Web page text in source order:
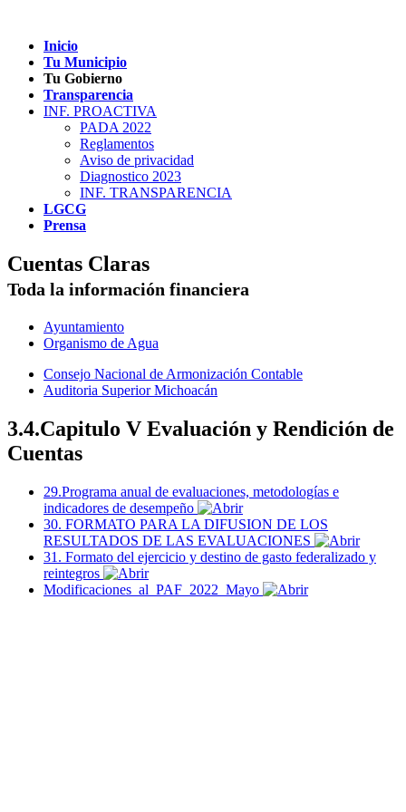
Inicio
Tu Municipio
Tu Gobierno
Transparencia
INF. PROACTIVA
PADA 2022
Reglamentos
Aviso de privacidad
Diagnostico 2023
INF. TRANSPARENCIA
LGCG
Prensa
Cuentas Claras
Toda la información financiera
Ayuntamiento
Organismo de Agua
Consejo Nacional de Armonización Contable
Auditoria Superior Michoacán
3.4.Capitulo V Evaluación y Rendición de
Cuentas
29.Programa anual de evaluaciones, metodologías e
indicadores de desempeño
30. FORMATO PARA LA DIFUSION DE LOS
RESULTADOS DE LAS EVALUACIONES
31. Formato del ejercicio y destino de gasto federalizado y
reintegros
Modificaciones_al_PAF_2022_Mayo